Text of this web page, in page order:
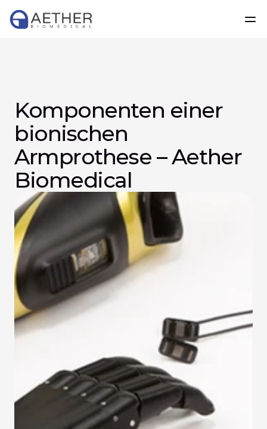
Komponenten einer
bionischen
Armprothese – Aether
Biomedical